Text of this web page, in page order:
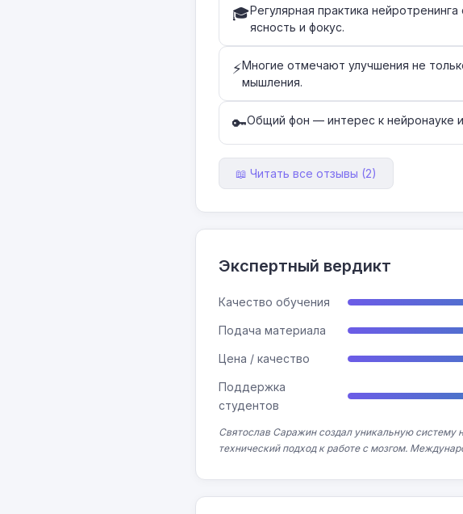
🎓Регулярная практика
ясность и фокус.
⚡Многие отмечают улучшения не
мышления.
🔑Общий фон — интерес к нейронауке
📖 Читать все отзывы (2)
Экспертный вердикт
Качество обучения
Подача материала
Цена / качество
Поддержка
студентов
Святослав Саражин создал уникальную систему
технический подход к работе с мозгом.